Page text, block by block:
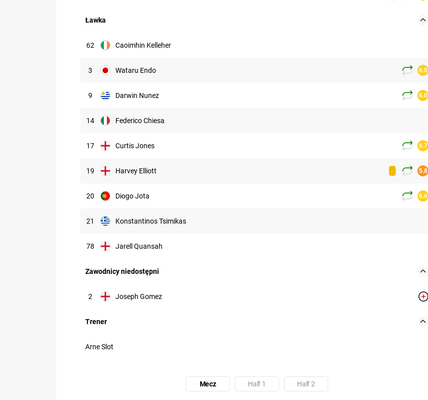
Ławka
62 Caoimhin Kelleher
3 Wataru Endo 6.0
9 Darwin Nunez 6.0
14 Federico Chiesa
17 Curtis Jones 6.7
19 Harvey Elliott 5.8
20 Diogo Jota 6.6
21 Konstantinos Tsimikas
78 Jarell Quansah
Zawodnicy niedostępni
2 Joseph Gomez
Trener
Arne Slot
Mecz Half 1 Half 2